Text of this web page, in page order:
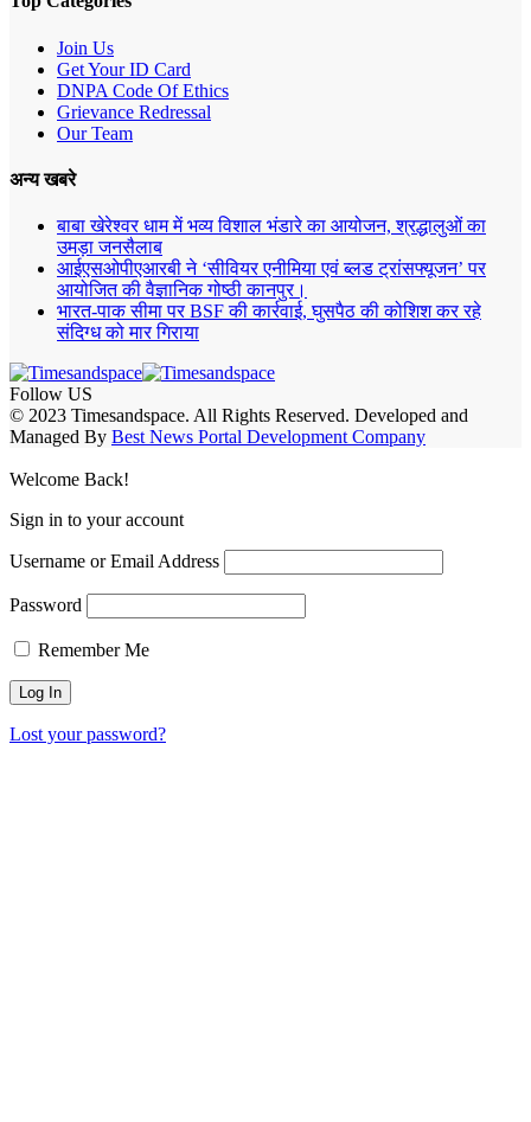
Join Us
Get Your ID Card
DNPA Code Of Ethics
Grievance Redressal
Our Team
अन्य खबरे
बाबा खेरेश्वर धाम में भव्य विशाल भंडारे का आयोजन, श्रद्धालुओं का
उमड़ा जनसैलाब
आईएसओपीएआरबी ने ‘सीवियर एनीमिया एवं ब्लड ट्रांसफ्यूजन’ पर
आयोजित की वैज्ञानिक गोष्ठी कानपुर।
भारत-पाक सीमा पर BSF की कार्रवाई, घुसपैठ की कोशिश कर रहे
संदिग्ध को मार गिराया
Follow US
© 2023 Timesandspace. All Rights Reserved. Developed and
Managed By Best News Portal Development Company
Welcome Back!
Sign in to your account
Username or Email Address
Password
Remember Me
Lost your password?